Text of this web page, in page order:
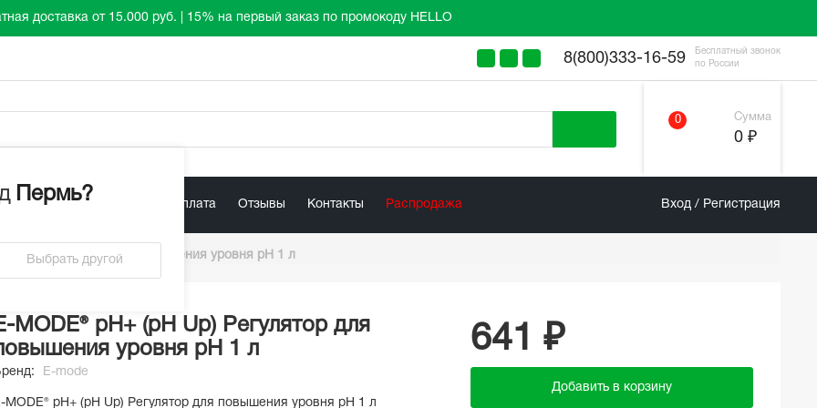
доставка от 15.000 руб. | 15% на первый заказ по промокоду HELLO
8(800)333-16-59
Бесплатный звонок
по России
Пермь?
Выбрать другой
0 Сумма
0 ₽
Акции Доставка / Оплата Отзывы Контакты Распродажа Вход / Регистрация
Up) Регулятор для повышения уровня pH 1 л
MODE® pH+ (pH Up) Регулятор для
уровня pH 1 л
E-mode
MODE® pH+ (pH Up) Регулятор для повышения уровня pH 1 л
641 ₽
Добавить в корзину